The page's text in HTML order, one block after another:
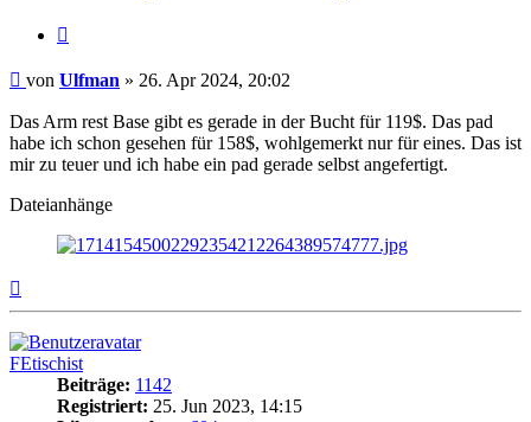
Beitrag
von Ulfman » 26. Apr 2024, 20:02
Das Arm rest Base gibt es gerade in der Bucht für 119$. Das pad
habe ich schon gesehen für 158$, wohlgemerkt nur für eines. Das ist
mir zu teuer und ich habe ein pad gerade selbst angefertigt.
Dateianhänge
FEtischist
Beiträge: 1142
Registriert: 25. Jun 2023, 14:15